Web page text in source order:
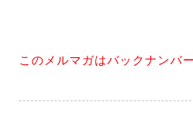
このメルマガはバックナンバ